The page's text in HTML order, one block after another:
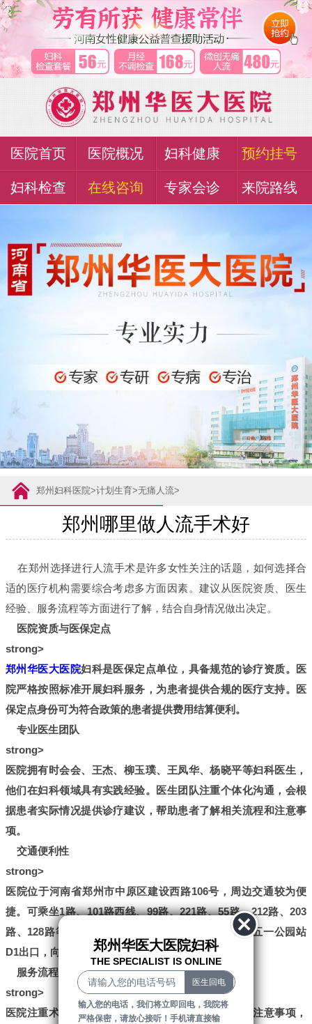
医院首页 医院概况 妇科健康 预约挂号
妇科检查 在线咨询 专家会诊 来院路线
郑州妇科医院>计划生育>无痛人流>
郑州哪里做人流手术好
在郑州选择进行人流手术是许多女性关注的话题，如何选择合
适的医疗机构需要综合考虑多方面因素。建议从医院资质、医生
经验、服务流程等方面进行了解，结合自身情况做出决定。
医院资质与医保定点
strong>
郑州华医大医院妇科是医保定点单位，具备规范的诊疗资质。医
院严格按照标准开展妇科服务，为患者提供合规的医疗支持。医
保定点身份可为符合政策的患者提供费用结算便利。
专业医生团队
strong>
医院拥有时会会、王杰、柳玉璞、王凤华、杨晓平等妇科医生，
他们在妇科领域具有实践经验。医生团队注重个体化沟通，会根
据患者实际情况提供诊疗建议，帮助患者了解相关流程和注意事
项。
交通便利性
strong>
医院位于河南省郑州市中原区建设西路106号，周边交通较为便
捷。可乘坐1路、101路西线、99路、221路、55路、212路、203
路、128路等多条公交线路到达。地铁1号线或5号线五一公园站
D1出口，向东步行约300米即可抵达。
服务流程与关怀
strong>
医院注重术前评估和术后指导，医护人员会详细说明注意事项，
郑州华医大医院妇科
THE SPECIALIST IS ONLINE
输入您的电话，我们将立即回电，我院将
严格保密，请放心接听！手机请直接输